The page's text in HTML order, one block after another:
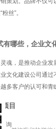
丝”。
有哪些，企业文
魂，是推动企业
文化建设公司通
多客户的认可和青
目
询